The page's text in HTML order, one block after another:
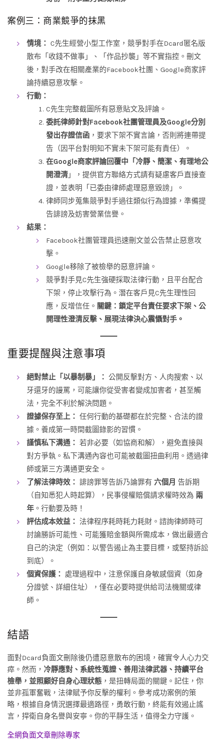
案例三：商業競爭的抹黑
情境： C先生經營小型工作室，競爭對手在Dcard匿名版
散布「收錢不做事」、「作品抄襲」等不實指控。刪文
後，對手改在相關產業的Facebook社團、Google商家評
論持續惡意攻擊。
行動：
C先生完整截圖所有惡意貼文及評論。
委託律師針對Facebook社團管理員及Google分別
發出存證信函 ，要求下架不實言論，否則將連帶提
告（因平台對明知不實未下架可能有責任）。
在Google商家評論回覆中「冷靜、簡潔、有理地公
開澄清 」，提供官方聯絡方式請有疑慮客戶直接查
證，並表明「已委由律師處理惡意毀謗」。
律師同步蒐集競爭對手過往類似行為證據，準備提
告誹謗及妨害營業信譽。
結果：
Facebook社團管理員迅速刪文並公告禁止惡意攻
擊。
Google移除了被檢舉的惡意評論。
競爭對手見C先生強硬採取法律行動，且平台配合
下架，停止攻擊行為。潛在客戶見C先生理性回
應，反增信任。 關鍵：鎖定平台責任要求下架、公
開理性澄清反擊、展現法律決心震懾對手。
重要提醒與注意事項
絕對禁止「以暴制暴」： 公開反擊對方、人肉搜索、以
牙還牙的謾罵，可能讓你從受害者變成加害者，甚至觸
法，完全不利於解決問題。
證據保存至上： 任何行動的基礎都在於完整、合法的證
據。養成第一時間截圖錄影的習慣。
謹慎私下溝通： 若非必要（如協商和解），避免直接與
對方爭執。私下溝通內容也可能被截圖扭曲利用。透過律
師或第三方溝通更安全。
了解法律時效： 誹謗罪等告訴乃論罪有 六個月 告訴期
（自知悉犯人時起算），民事侵權賠償請求權時效為 兩
年 。行動要及時！
評估成本效益： 法律程序耗時耗力耗財。諮詢律師時可
討論勝訴可能性、可能獲賠金額與所需成本，做出最適合
自己的決定（例如：以警告遏止為主要目標，或堅持訴訟
到底）。
個資保護： 處理過程中，注意保護自身敏感個資（如身
分證號、詳細住址），僅在必要時提供給司法機關或律
師。
結語
面對Dcard負面文刪除後仍遭惡意散布的困境，確實令人心力交
瘁。然而， 冷靜應對、系統性蒐證、善用法律武器、持續平台
檢舉，並照顧好自身心理狀態 ，是扭轉局面的關鍵。記住，你
並非孤軍奮戰，法律賦予你反擊的權利。參考成功案例的策
略，根據自身情況選擇最適路徑，勇敢行動，終能有效遏止謠
言，捍衛自身名譽與安寧。你的平靜生活，值得全力守護。
全網負面文章刪除專家